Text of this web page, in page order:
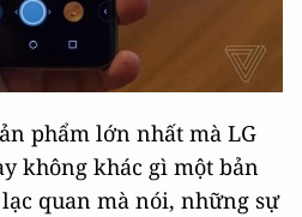
phẩm lớn nhất mà LG
không khác gì một bản
quan mà nói, những sự